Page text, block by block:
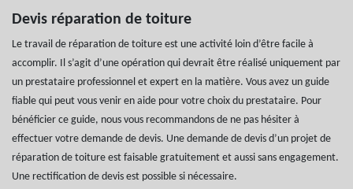
Devis réparation de toiture
Le travail de réparation de toiture est une activité loin d’être facile à
accomplir. Il s’agit d’une opération qui devrait être réalisé uniquement par
un prestataire professionnel et expert en la matière. Vous avez un guide
fiable qui peut vous venir en aide pour votre choix du prestataire. Pour
bénéficier ce guide, nous vous recommandons de ne pas hésiter à
effectuer votre demande de devis. Une demande de devis d’un projet de
réparation de toiture est faisable gratuitement et aussi sans engagement.
Une rectification de devis est possible si nécessaire.